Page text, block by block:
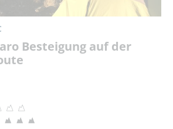
Besteigung auf der